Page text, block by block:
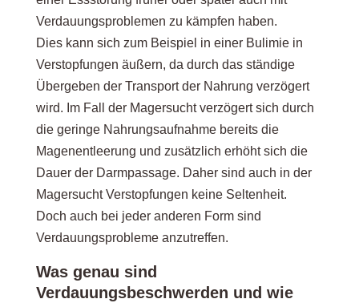
Verdauungsproblemen zu kämpfen haben.
Dies kann sich zum Beispiel in einer Bulimie in
Verstopfungen äußern, da durch das ständige
Übergeben der Transport der Nahrung verzögert
wird. Im Fall der Magersucht verzögert sich durch
die geringe Nahrungsaufnahme bereits die
Magenentleerung und zusätzlich erhöht sich die
Dauer der Darmpassage. Daher sind auch in der
Magersucht Verstopfungen keine Seltenheit.
Doch auch bei jeder anderen Form sind
Verdauungsprobleme anzutreffen.
Was genau sind
Verdauungsbeschwerden und wie